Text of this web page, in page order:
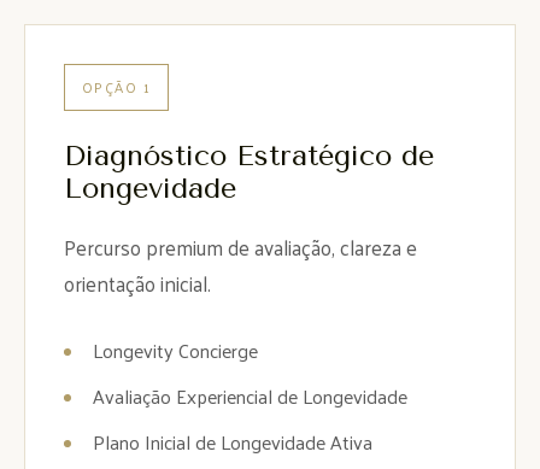
OPÇÃO 1
Diagnóstico Estratégico de
Longevidade
Percurso premium de avaliação, clareza e
orientação inicial.
Longevity Concierge
Avaliação Experiencial de Longevidade
Plano Inicial de Longevidade Ativa